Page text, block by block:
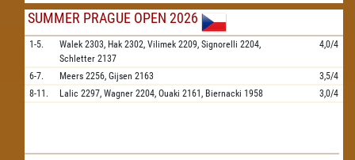
SUMMER PRAGUE OPEN 2026
1-5. Walek 2303, Hak 2302, Vilimek 2209, Signorelli 2204,
Schletter 2137
4,0/4
6-7. Meers 2256, Gijsen 2163
3,5/4
8-11.
Lalic 2297, Wagner 2204, Ouaki 2161, Biernacki 1958 3,0/4